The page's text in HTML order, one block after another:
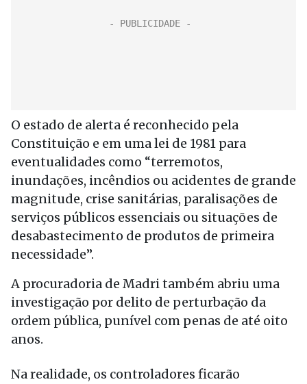
O estado de alerta é reconhecido pela
Constituição e em uma lei de 1981 para
eventualidades como “terremotos,
inundações, incêndios ou acidentes de grande
magnitude, crise sanitárias, paralisações de
serviços públicos essenciais ou situações de
desabastecimento de produtos de primeira
necessidade”.
A procuradoria de Madri também abriu uma
investigação por delito de perturbação da
ordem pública, punível com penas de até oito
anos.
Na realidade, os controladores ficarão